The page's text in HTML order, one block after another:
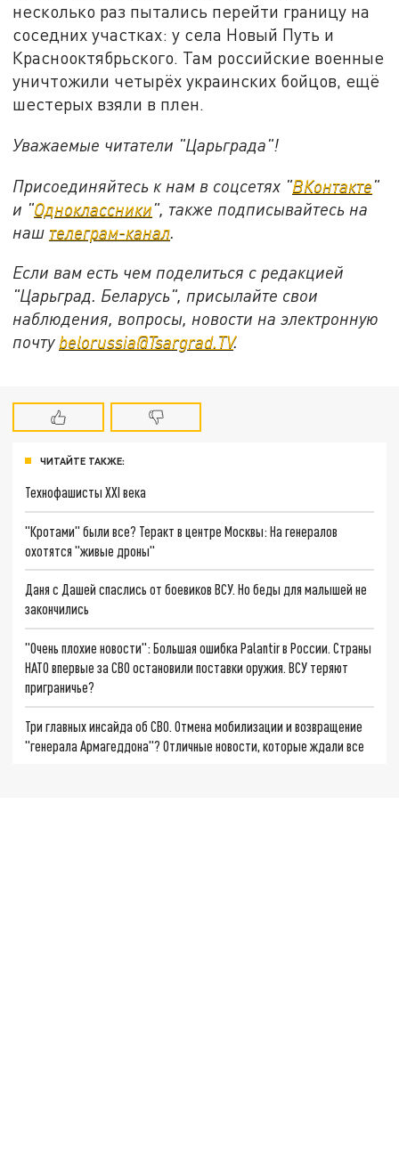
несколько раз пытались перейти границу на
соседних участках: у села Новый Путь и
Краснооктябрьского. Там российские военные
уничтожили четырёх украинских бойцов, ещё
шестерых взяли в плен.
Уважаемые читатели "Царьграда"!
Присоединяйтесь к нам в соцсетях "ВКонтакте"
и "Одноклассники", также подписывайтесь на
наш телеграм-канал
Если вам есть чем поделиться с редакцией
"Царьград. Беларусь", присылайте свои
наблюдения, вопросы, новости на электронную
почту belorussia@Tsargrad.TV.
ЧИТАЙТЕ ТАКЖЕ:
Технофашисты XXI века
"Кротами" были все? Теракт в центре Москвы: На генералов
охотятся "живые дроны"
Даня с Дашей спаслись от боевиков ВСУ. Но беды для малышей не
закончились
"Очень плохие новости": Большая ошибка Palantir в России. Страны
НАТО впервые за СВО остановили поставки оружия. ВСУ теряют
приграничье?
Три главных инсайда об СВО. Отмена мобилизации и возвращение
"генерала Армагеддона"? Отличные новости, которые ждали все